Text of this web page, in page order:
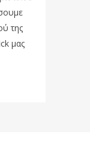
της
μας